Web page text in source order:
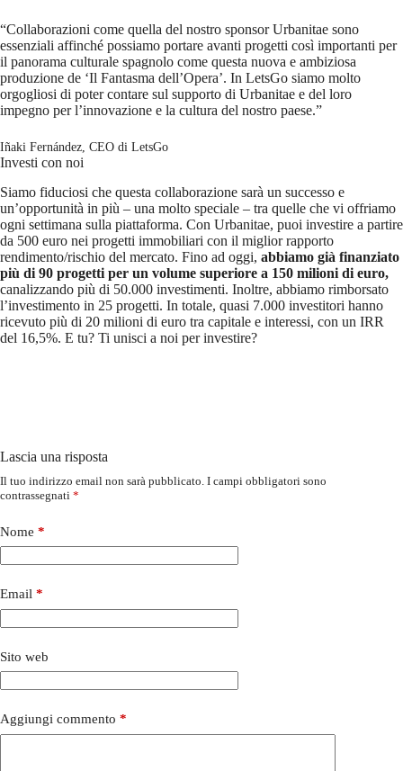
“Collaborazioni come quella del nostro sponsor Urbanitae sono
essenziali affinché possiamo portare avanti progetti così importanti per
il panorama culturale spagnolo come questa nuova e ambiziosa
produzione de ‘Il Fantasma dell’Opera’. In LetsGo siamo molto
orgogliosi di poter contare sul supporto di Urbanitae e del loro
impegno per l’innovazione e la cultura del nostro paese.”
Iñaki Fernández, CEO di LetsGo
Investi con noi
Siamo fiduciosi che questa collaborazione sarà un successo e
un’opportunità in più – una molto speciale – tra quelle che vi offriamo
ogni settimana sulla piattaforma. Con Urbanitae, puoi investire a partire
da 500 euro nei progetti immobiliari con il miglior rapporto
rendimento/rischio del mercato. Fino ad oggi, abbiamo già finanziato
più di 90 progetti per un volume superiore a 150 milioni di euro,
canalizzando più di 50.000 investimenti. Inoltre, abbiamo rimborsato
l’investimento in 25 progetti. In totale, quasi 7.000 investitori hanno
ricevuto più di 20 milioni di euro tra capitale e interessi, con un IRR
del 16,5%. E tu? Ti unisci a noi per investire?
Lascia una risposta
Il tuo indirizzo email non sarà pubblicato. I campi obbligatori sono
contrassegnati *
Nome *
Email *
Sito web
Aggiungi commento *